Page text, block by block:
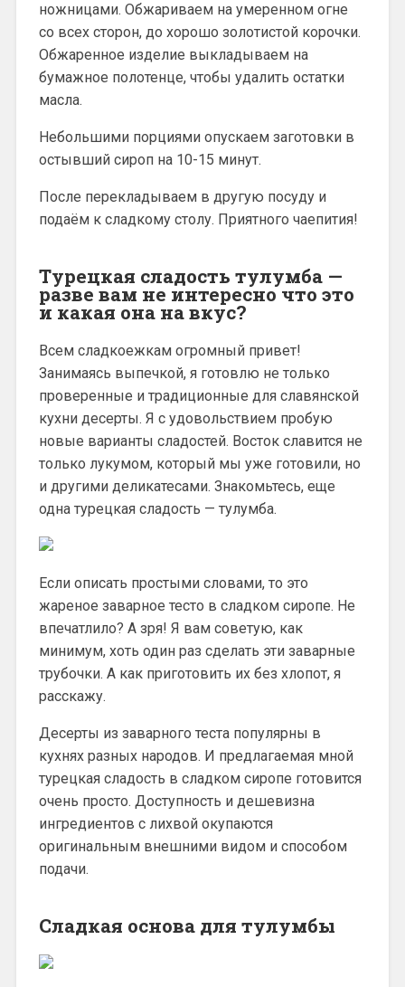
ножницами. Обжариваем на умеренном огне
со всех сторон, до хорошо золотистой корочки.
Обжаренное изделие выкладываем на
бумажное полотенце, чтобы удалить остатки
масла.
Небольшими порциями опускаем заготовки в
остывший сироп на 10-15 минут.
После перекладываем в другую посуду и
подаём к сладкому столу. Приятного чаепития!
Турецкая сладость тулумба —
разве вам не интересно что это
и какая она на вкус?
Всем сладкоежкам огромный привет!
Занимаясь выпечкой, я готовлю не только
проверенные и традиционные для славянской
кухни десерты. Я с удовольствием пробую
новые варианты сладостей. Восток славится не
только лукумом, который мы уже готовили, но
и другими деликатесами. Знакомьтесь, еще
одна турецкая сладость — тулумба.
Если описать простыми словами, то это
жареное заварное тесто в сладком сиропе. Не
впечатлило? А зря! Я вам советую, как
минимум, хоть один раз сделать эти заварные
трубочки. А как приготовить их без хлопот, я
расскажу.
Десерты из заварного теста популярны в
кухнях разных народов. И предлагаемая мной
турецкая сладость в сладком сиропе готовится
очень просто. Доступность и дешевизна
ингредиентов с лихвой окупаются
оригинальным внешними видом и способом
подачи.
Сладкая основа для тулумбы